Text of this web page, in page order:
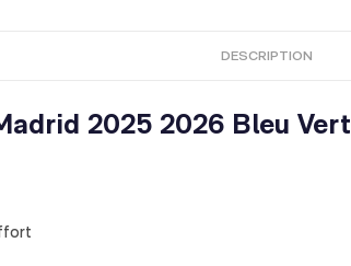
DESCRIPTION
2025 2026 Bleu Vert